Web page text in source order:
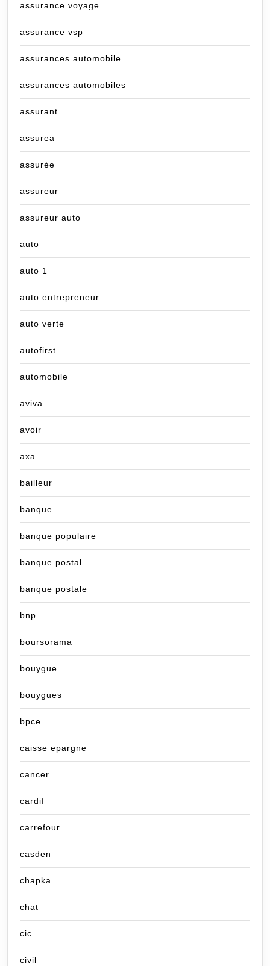
assurance voyage
assurance vsp
assurances automobile
assurances automobiles
assurant
assurea
assurée
assureur
assureur auto
auto
auto 1
auto entrepreneur
auto verte
autofirst
automobile
aviva
avoir
axa
bailleur
banque
banque populaire
banque postal
banque postale
bnp
boursorama
bouygue
bouygues
bpce
caisse epargne
cancer
cardif
carrefour
casden
chapka
chat
cic
civil